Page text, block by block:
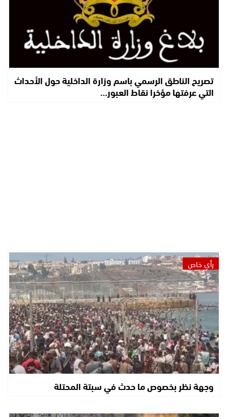
تصريح الناطق الرسمي باسم وزارة الداخلية حول الأحداث
التي عرفتها مؤخرا نقاط العبور…
رأي خاص
وجهة نظر بخصوص ما حدث في سبتة المحتلة